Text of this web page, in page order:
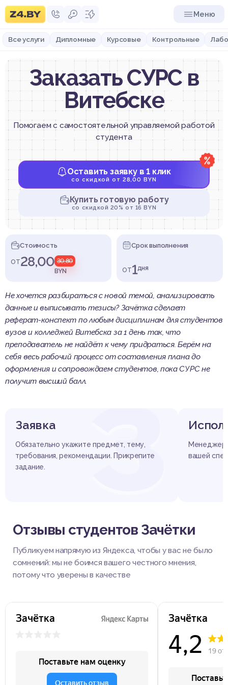
Меню
Все услуги Дипломные Курсовые Контрольные
Заказать СУРС в
Витебске
Помогаем с самостоятельной управляемой работой
студента
Оставить заявку в 1 клик
со скидкой от 28,00 BYN
Купить готовую работу
со скидкой 20% от 16 BYN
Стоимость
от28,00 30,80
BYN
Срок выполнения
от1дня
Не хочется разбираться с новой темой, анализировать
данные и выписывать тезисы? Зачётка сделает
реферат-конспект по любым дисциплинам для студентов
вузов и колледжей Витебска за 1 день так, что
преподаватель не найдёт к чему придраться. Берём на
себя весь рабочий процесс от составления плана до
оформления и сопровождаем студентов, пока СУРС не
получит высший балл.З
Заявка
Обязательно укажите предмет, тему,
требования, рекомендации. Прикрепите
задание.
Менеджер
вашей
Отзывы студентов Зачётки
Публикуем напрямую из Яндекса, чтобы у вас не было
сомнений: мы не боимся вашего честного мнения,
потому что уверены в качестве